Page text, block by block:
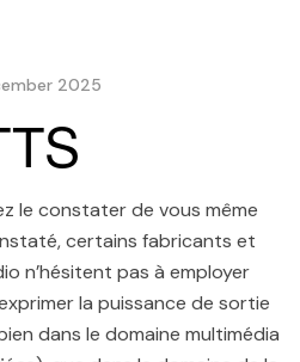
2025
le constater de vous même
certains fabricants et
n’hésitent pas à employer
la puissance de sortie
dans le domaine multimédia